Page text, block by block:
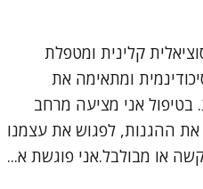
קלינית ומטפלת
ומתאימה את
בטיפול אני מציעה מרחב
ההגנות, לפגוש את עצמנו
או מבולבל.אני פוגשת א...